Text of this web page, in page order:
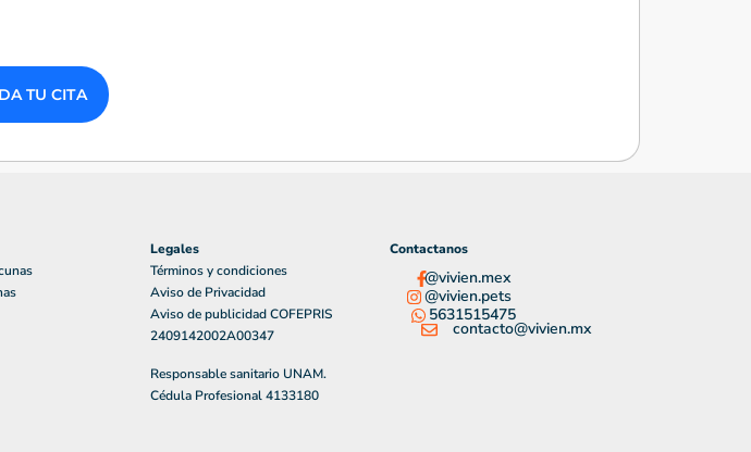
TU CITA
Legales
Términos y condiciones
Aviso de Privacidad
Aviso de publicidad COFEPRIS
2409142002A00347
Responsable sanitario UNAM.
Cédula Profesional 4133180
Contactanos
@vivien.mex
@vivien.pets
5631515475
contacto@vivien.mx